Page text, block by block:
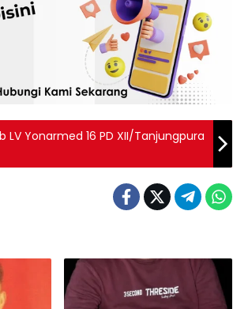
LV Yonarmed 16 PD XII/Tanjungpura